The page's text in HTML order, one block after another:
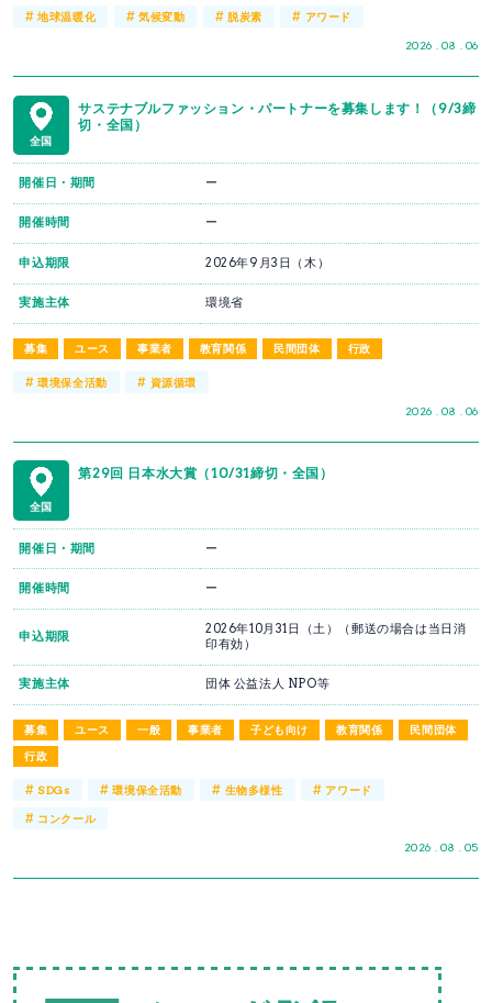
2026 . 08 . 06
#地球温暖化 # 気候変動 #脱炭素 # アワード
全国
サステナブルファッション・パートナーを募集します！（9/3締
切・全国）
募集 ユース 事業者 教育関係 民間団体 行政
2026 . 08 . 06
開催日・期間 ー
開催時間 ー
申込期限 2026年9月3日（木）
実施主体 環境省
#環境保全活動 # 資源循環
全国
第29回 日本水大賞（10/31締切・全国）
募集 ユース 一般 事業者 子ども向け 教育関係
民間団体
行政
2026 . 08 . 05
開催日・期間 ー
開催時間 ー
申込期限
2026年10月31日（土）（郵送の場合は当日消
印有効）
実施主体 団体 公益法人 NPO等
#SDGs #環境保全活動 # 生物多様性 # アワード
# コンクール